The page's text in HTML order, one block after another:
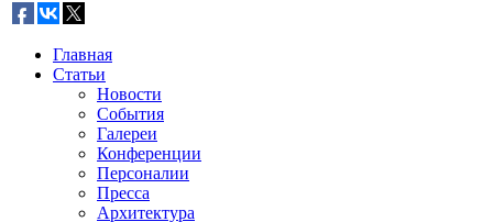
Главная
Статьи
Новости
События
Галереи
Конференции
Персоналии
Пресса
Архитектура